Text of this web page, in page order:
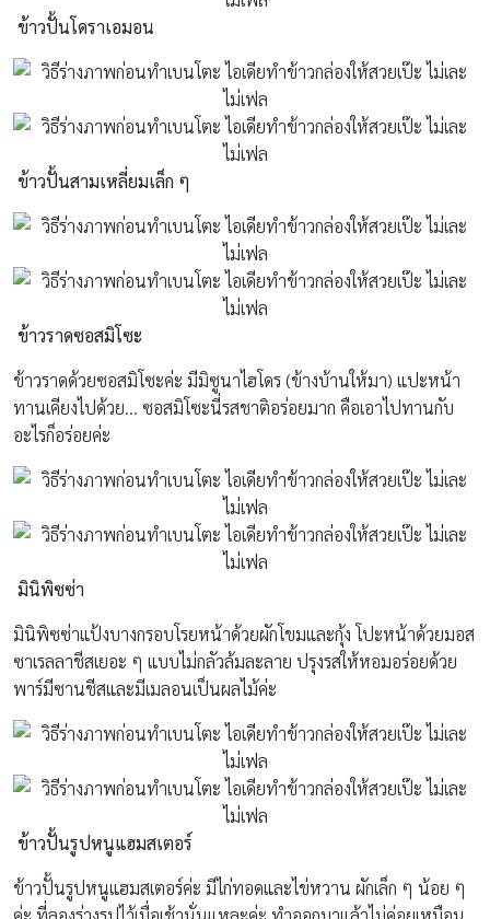
ข้าวปั้นโดราเอมอน
ข้าวปั้นสามเหลี่ยมเล็ก ๆ
ข้าวราดซอสมิโซะ
ข้าวราดด้วยซอสมิโซะค่ะ มีมิซูนาไฮโดร (ข้างบ้านให้มา) แปะหน้า
ทานเคียงไปด้วย… ซอสมิโซะนี่รสชาติอร่อยมาก คือเอาไปทานกับ
อะไรก็อร่อยค่ะ
มินิพิซซ่า
มินิพิซซ่าแป้งบางกรอบโรยหน้าด้วยผักโขมและกุ้ง โปะหน้าด้วยมอส
ซาเรลลาชีสเยอะ ๆ แบบไม่กลัวล้มละลาย ปรุงรสให้หอมอร่อยด้วย
พาร์มีซานชีสและมีเมลอนเป็นผลไม้ค่ะ
ข้าวปั้นรูปหนูแฮมสเตอร์
ข้าวปั้นรูปหนูแฮมสเตอร์ค่ะ มีไก่ทอดและไข่หวาน ผักเล็ก ๆ น้อย ๆ